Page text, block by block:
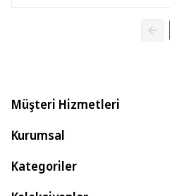
Müşteri Hizmetleri
Kurumsal
Kategoriler